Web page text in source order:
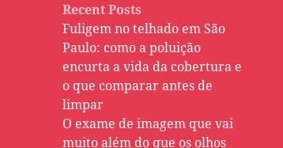
Recent Posts
Fuligem no telhado em São
Paulo: como a poluição
encurta a vida da cobertura e
o que comparar antes de
limpar
O exame de imagem que vai
muito além do que os olhos